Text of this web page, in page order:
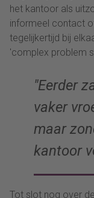
het kantoor als
informeel contact
tegelijkertijd bij
'complex problem
Eerder
vaker
maar
kantoor
Tot slot nog over